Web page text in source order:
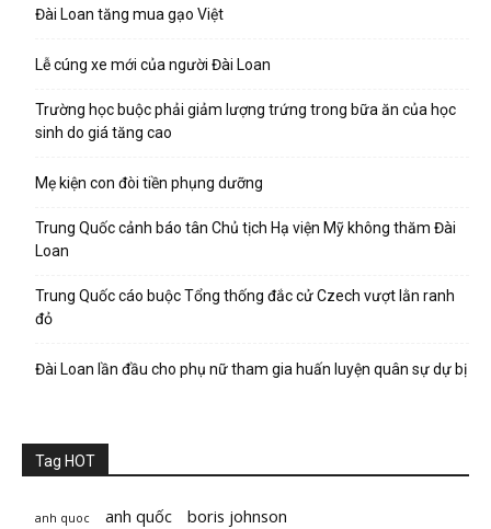
Đài Loan tăng mua gạo Việt
Lễ cúng xe mới của người Đài Loan
Trường học buộc phải giảm lượng trứng trong bữa ăn của học
sinh do giá tăng cao
Mẹ kiện con đòi tiền phụng dưỡng
Trung Quốc cảnh báo tân Chủ tịch Hạ viện Mỹ không thăm Đài
Loan
Trung Quốc cáo buộc Tổng thống đắc cử Czech vượt lằn ranh
đỏ
Đài Loan lần đầu cho phụ nữ tham gia huấn luyện quân sự dự bị
Tag HOT
anh quoc anh quốc boris johnson